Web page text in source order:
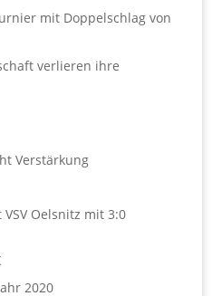
mit Doppelschlag von
verlieren ihre
Verstärkung
Oelsnitz mit 3:0
2020